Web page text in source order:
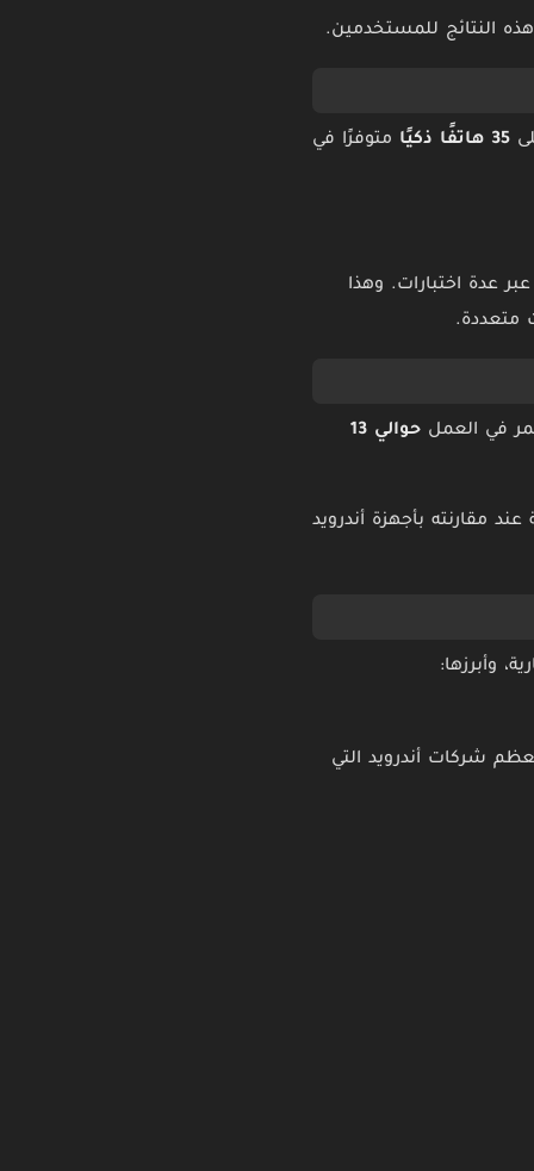
النتائج للمستخدمين.
35 هاتفًا ذكيًا متوفرًا في
عدة اختبارات. وهذا
متعددة.
في العمل حوالي 13
مقارنته بأجهزة أندرويد
وأبرزها:
شركات أندرويد التي